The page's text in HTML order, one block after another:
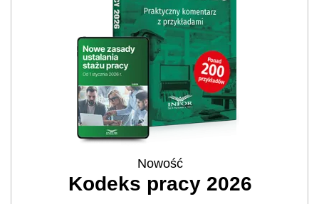
Nowość
Kodeks pracy 2026